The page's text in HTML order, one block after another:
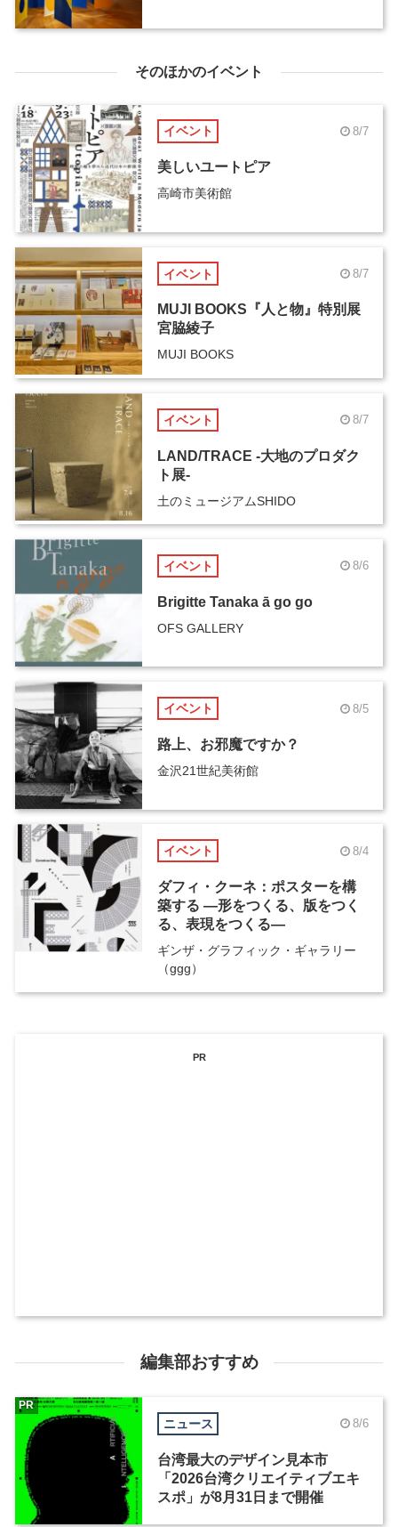
そのほかのイベント
イベント 8/7
美しいユートピア
高崎市美術館
イベント 8/7
MUJI BOOKS『人と物』特別展
宮脇綾子
MUJI BOOKS
イベント 8/7
LAND/TRACE -大地のプロダク
ト展-
土のミュージアムSHIDO
イベント 8/6
Brigitte Tanaka ā go go
OFS GALLERY
イベント 8/5
路上、お邪魔ですか？
金沢21世紀美術館
イベント 8/4
ダフィ・クーネ：ポスターを構
築する ―形をつくる、版をつく
る、表現をつくる―
ギンザ・グラフィック・ギャラリー
（ggg）
PR
編集部おすすめ
ニュース 8/6
台湾最大のデザイン見本市
「2026台湾クリエイティブエキ
スポ」が8月31日まで開催
PR